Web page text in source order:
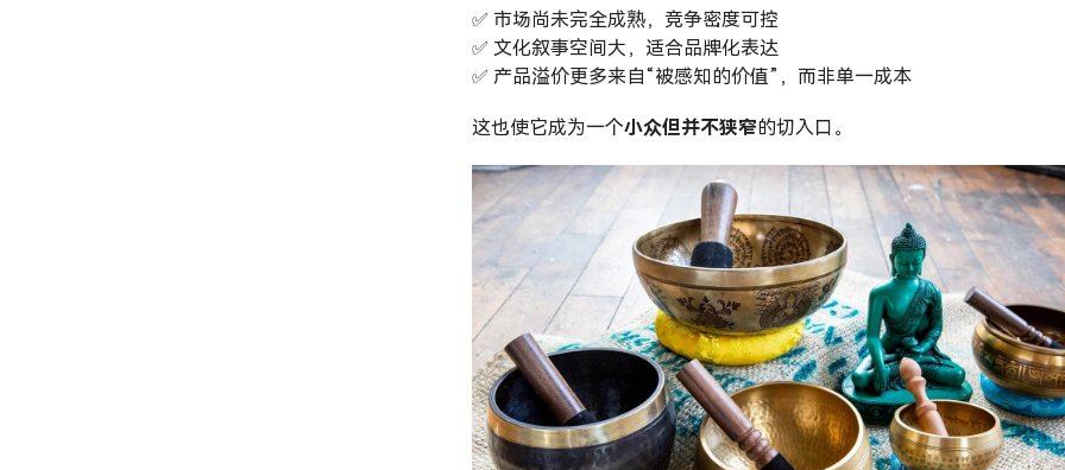
✅ 市场尚未完全成熟，竞争密度可控
✅ 文化叙事空间大，适合品牌化表达
✅ 产品溢价更多来自“被感知的价值”，而非单一成本
这也使它成为一个小众但并不狭窄的切入口。